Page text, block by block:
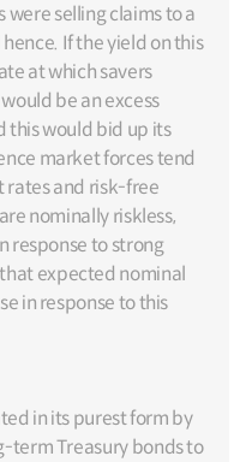
selling claims to a
If the yield on this
at which savers
be an excess
this would bid up its
market forces tend
rates and risk-free
nominally riskless,
response to strong
expected nominal
in response to this
in its purest form by
term Treasury bonds to